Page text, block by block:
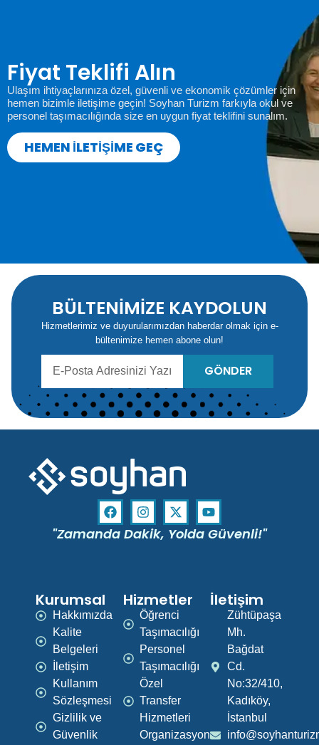
Fiyat Teklifi Alın
Ulaşım ihtiyaçlarınıza özel, güvenli ve ekonomik çözümler için
hemen bizimle iletişime geçin! Soyhan Turizm farkıyla okul ve
personel taşımacılığında size en uygun fiyat teklifini sunalım.
HEMEN İLETİŞİME GEÇ
BÜLTENİMİZE KAYDOLUN
Hizmetlerimiz ve duyurularımızdan haberdar olmak için e-
bültenimize hemen abone olun!
GÖNDER
"Zamanda Dakik, Yolda Güvenli!"
Kurumsal
Hakkımızda
Kalite
Belgeleri
İletişim
Kullanım
Sözleşmesi
Gizlilik ve
Güvenlik
Hizmetler
Öğrenci
Taşımacılığı
Personel
Taşımacılığı
Özel
Transfer
Hizmetleri
Organizasyon
İletişim
Zühtüpaşa
Mh.
Bağdat
Cd.
No:32/410,
Kadıköy,
İstanbul